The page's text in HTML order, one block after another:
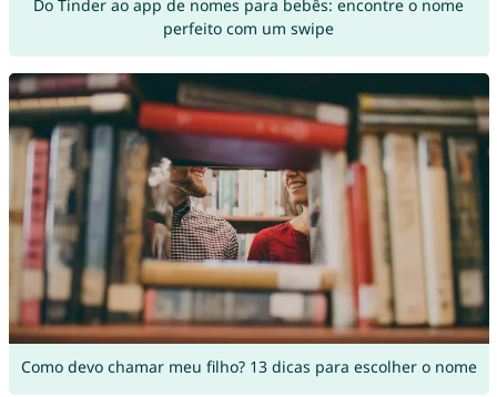
Do Tinder ao app de nomes para bebês: encontre o nome
perfeito com um swipe
Como devo chamar meu filho? 13 dicas para escolher o nome